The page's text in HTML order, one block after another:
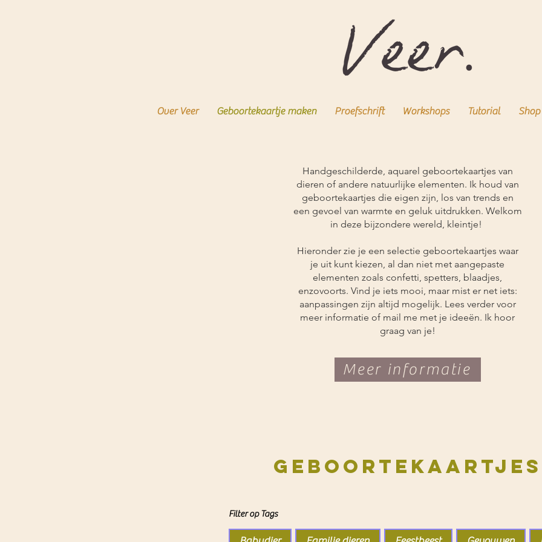
Handgeschilderde, aquarel geboortekaartjes van
dieren of andere natuurlijke elementen. Ik houd van
geboortekaartjes die eigen zijn, los van trends en
een gevoel van warmte en geluk uitdrukken. Welkom
in deze bijzondere wereld, kleintje!
Hieronder zie je een selectie geboortekaartjes waar
je uit kunt kiezen, al dan niet met aangepaste
elementen zoals confetti, spetters, blaadjes,
enzovoorts. Vind je iets mooi, maar mist er net iets:
aanpassingen zijn altijd mogelijk. Lees verder voor
meer informatie of mail me met je ideeën. Ik hoor
graag van je!
Meer informatie
Geboortekaartjes
Filter op Tags
Over Veer Geboortekaartje maken Proefschrift Workshops Tutorial Shop